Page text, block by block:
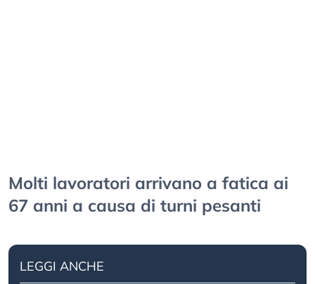
Molti lavoratori arrivano a fatica ai
67 anni a causa di turni pesanti
LEGGI ANCHE